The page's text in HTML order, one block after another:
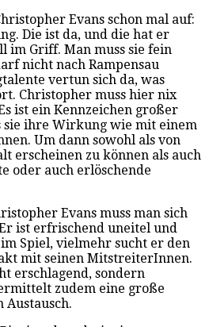
Evans schon mal auf:
Die ist da, und die hat er
im Griff. Man muss sie fein
nicht nach Rampensau
vertun sich da, was
Christopher muss hier nix
ist ein Kennzeichen großer
sie ihre Wirkung wie mit einem
Um dann sowohl als von
erscheinen zu können als auch
oder auch erlöschende
Evans muss man sich
ist erfrischend uneitel und
Spiel, vielmehr sucht er den
mit seinen MitstreiterInnen.
erschlagend, sondern
zudem eine große